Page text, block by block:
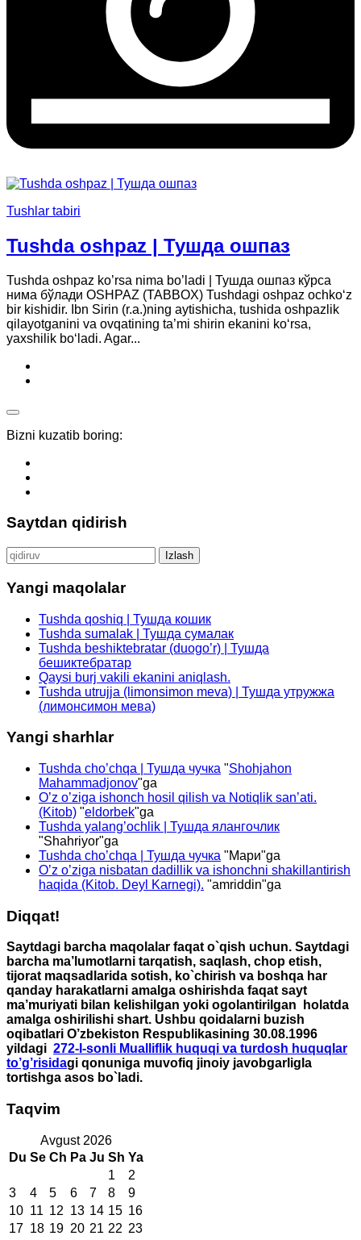
Tushlar tabiri
Tushda oshpaz | Тушда ошпаз
Tushda oshpaz ko’rsa nima bo’ladi | Тушда ошпаз кўрса
нима бўлади OSHPAZ (TABBOX) Tushdagi oshpaz ochko‘z
bir kishidir. Ibn Sirin (r.a.)ning aytishicha, tushida oshpazlik
qilayotganini va ovqatining ta’mi shirin ekanini ko‘rsa,
yaxshilik bo‘ladi. Agar...
Bizni kuzatib boring:
Saytdan qidirish
Qidirshish:
Yangi maqolalar
Tushda qoshiq | Тушда кошик
Tushda sumalak | Тушда сумалак
Tushda beshiktebratar (duogo’r) | Тушда
бешиктебратар
Qaysi burj vakili ekanini aniqlash.
Tushda utrujja (limonsimon meva) | Тушда утружжа
(лимонсимон мева)
Yangi sharhlar
Tushda cho’chqa | Тушда чучка "Shohjahon
Mahammadjonov"ga
O’z o’ziga ishonch hosil qilish va Notiqlik san’ati.
(Kitob) "eldorbek"ga
Tushda yalang’ochlik | Тушда ялангочлик
"Shahriyor"ga
Tushda cho’chqa | Тушда чучка "Мари"ga
O’z o’ziga nisbatan dadillik va ishonchni shakillantirish
haqida (Kitob. Deyl Karnegi). "amriddin"ga
Diqqat!
Saytdagi barcha maqolalar faqat o`qish uchun. Saytdagi
barcha ma’lumotlarni tarqatish, saqlash, chop etish,
tijorat maqsadlarida sotish, ko`chirish va boshqa har
qanday harakatlarni amalga oshirishda faqat sayt
ma’muriyati bilan kelishilgan yoki ogolantirilgan holatda
amalga oshirilishi shart. Ushbu qoidalarni buzish
oqibatlari O’zbekiston Respublikasining 30.08.1996
yildagi 272-I-sonli Mualliflik huquqi va turdosh huquqlar
to’g’risidagi qonuniga muvofiq jinoiy javobgarligla
tortishga asos bo`ladi.
Taqvim
Avgust 2026
Du Se Ch Pa Ju Sh Ya
1
2
3
4 5 6 7 8
9
10 11 12 13 14 15 16
17 18 19 20 21 22 23